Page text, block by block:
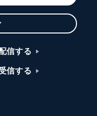
信する
信する